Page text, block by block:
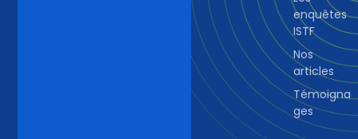
enquêtes
ISTF
Nos
articles
Témoigna
ges